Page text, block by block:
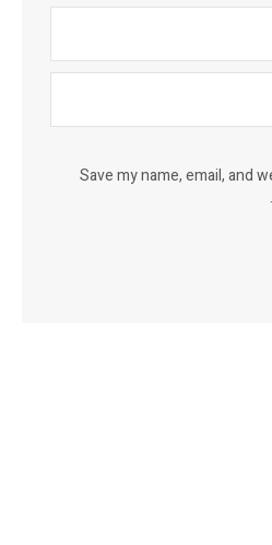
Save my name, email, and